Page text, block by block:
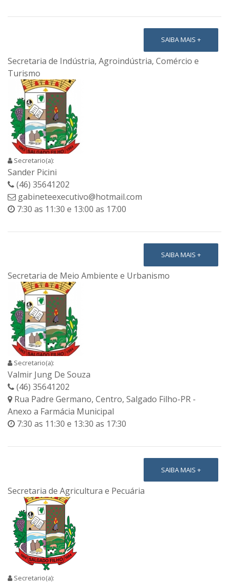
SAIBA MAIS +
Secretaria de Indústria, Agroindústria, Comércio e
Turismo
Secretario(a):
Sander Picini
(46) 35641202
gabineteexecutivo@hotmail.com
7:30 as 11:30 e 13:00 as 17:00
SAIBA MAIS +
Secretaria de Meio Ambiente e Urbanismo
Secretario(a):
Valmir Jung De Souza
(46) 35641202
Rua Padre Germano, Centro, Salgado Filho-PR -
Anexo a Farmácia Municipal
7:30 as 11:30 e 13:30 as 17:30
SAIBA MAIS +
Secretaria de Agricultura e Pecuária
Secretario(a):